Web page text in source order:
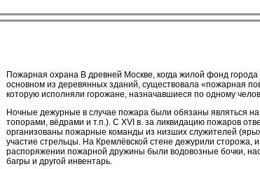
Пожарная охрана В древней Москве, когда жилой фонд города
основном из деревянных зданий, существовала «пожарная
которую исполняли горожане, назначавшиеся по одному
Ночные дежурные в случае пожара были обязаны являться
топорами, вёдрами и т.п.). С XVI в. за ликвидацию пожаров
организованы пожарные команды из низших служителей
участие стрельцы. На Кремлёвской стене дежурили
распоряжении пожарной дружины были водовозные бочки,
багры и другой инвентарь.